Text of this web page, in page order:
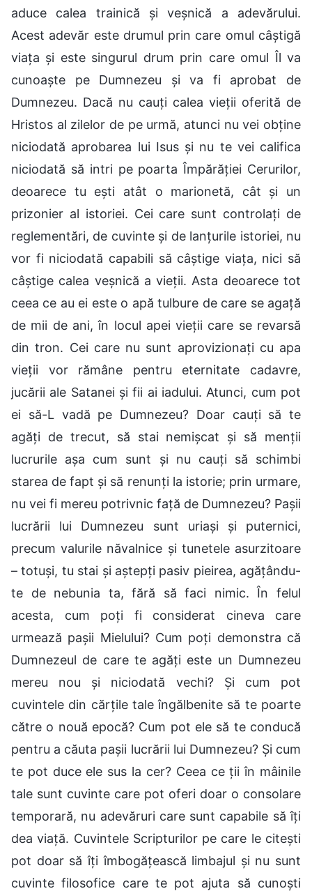
aduce calea trainică și veșnică a adevărului.
Acest adevăr este drumul prin care omul câștigă
viața și este singurul drum prin care omul Îl va
cunoaște pe Dumnezeu și va fi aprobat de
Dumnezeu. Dacă nu cauți calea vieții oferită de
Hristos al zilelor de pe urmă, atunci nu vei obține
niciodată aprobarea lui Isus și nu te vei califica
niciodată să intri pe poarta Împărăției Cerurilor,
deoarece tu ești atât o marionetă, cât și un
prizonier al istoriei. Cei care sunt controlați de
reglementări, de cuvinte și de lanțurile istoriei, nu
vor fi niciodată capabili să câștige viața, nici să
câștige calea veșnică a vieții. Asta deoarece tot
ceea ce au ei este o apă tulbure de care se agață
de mii de ani, în locul apei vieții care se revarsă
din tron. Cei care nu sunt aprovizionați cu apa
vieții vor rămâne pentru eternitate cadavre,
jucării ale Satanei și fii ai iadului. Atunci, cum pot
ei să-L vadă pe Dumnezeu? Doar cauți să te
agăți de trecut, să stai nemișcat și să menții
lucrurile așa cum sunt și nu cauți să schimbi
starea de fapt și să renunți la istorie; prin urmare,
nu vei fi mereu potrivnic față de Dumnezeu? Pașii
lucrării lui Dumnezeu sunt uriași și puternici,
precum valurile năvalnice și tunetele asurzitoare
– totuși, tu stai și aștepți pasiv pieirea, agățându-
te de nebunia ta, fără să faci nimic. În felul
acesta, cum poți fi considerat cineva care
urmează pașii Mielului? Cum poți demonstra că
Dumnezeul de care te agăți este un Dumnezeu
mereu nou și niciodată vechi? Și cum pot
cuvintele din cărțile tale îngălbenite să te poarte
către o nouă epocă? Cum pot ele să te conducă
pentru a căuta pașii lucrării lui Dumnezeu? Și cum
te pot duce ele sus la cer? Ceea ce ții în mâinile
tale sunt cuvinte care pot oferi doar o consolare
temporară, nu adevăruri care sunt capabile să îți
dea viață. Cuvintele Scripturilor pe care le citești
pot doar să îți îmbogățească limbajul și nu sunt
cuvinte filosofice care te pot ajuta să cunoști